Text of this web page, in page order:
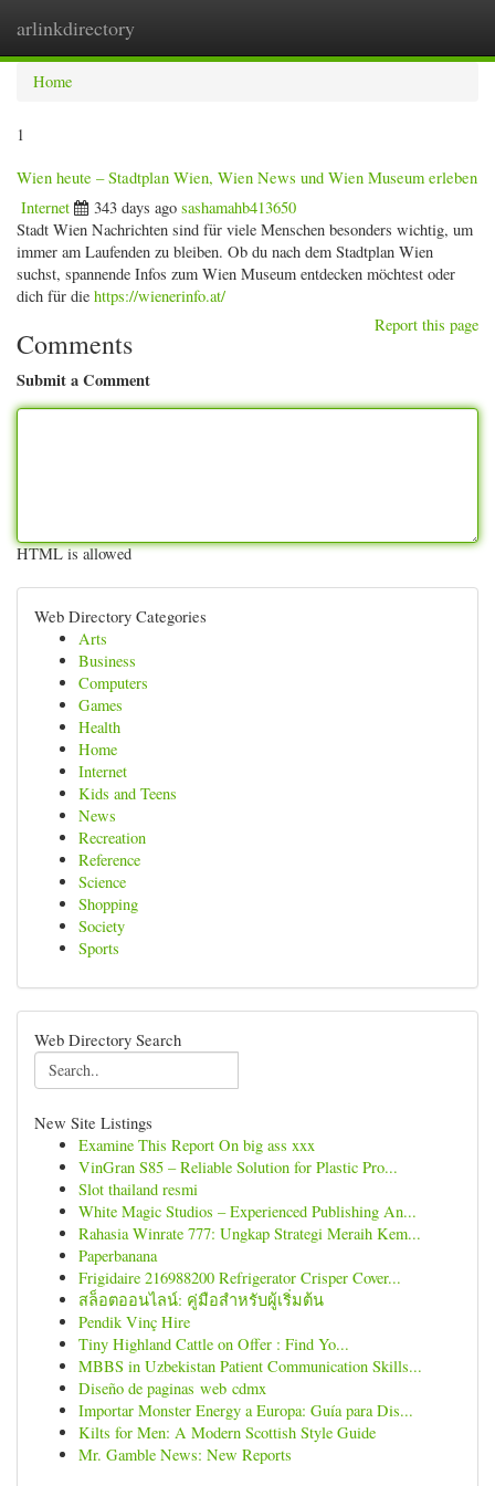
arlinkdirectory
Home
1
Wien heute – Stadtplan Wien, Wien News und Wien Museum erleben
Internet 343 days ago sashamahb413650
Stadt Wien Nachrichten sind für viele Menschen besonders wichtig, um
immer am Laufenden zu bleiben. Ob du nach dem Stadtplan Wien
suchst, spannende Infos zum Wien Museum entdecken möchtest oder
dich für die https://wienerinfo.at/
Report this page
Comments
Submit a Comment
HTML is allowed
Web Directory Categories
Arts
Business
Computers
Games
Health
Home
Internet
Kids and Teens
News
Recreation
Reference
Science
Shopping
Society
Sports
Web Directory Search
New Site Listings
Examine This Report On big ass xxx
VinGran S85 – Reliable Solution for Plastic Pro...
Slot thailand resmi
White Magic Studios – Experienced Publishing An...
Rahasia Winrate 777: Ungkap Strategi Meraih Kem...
Paperbanana
Frigidaire 216988200 Refrigerator Crisper Cover...
สล็อตออนไลน์: คู่มือสำหรับผู้เริ่มต้น
Pendik Vinç Hire
Tiny Highland Cattle on Offer : Find Yo...
MBBS in Uzbekistan Patient Communication Skills...
Diseño de paginas web cdmx
Importar Monster Energy a Europa: Guía para Dis...
Kilts for Men: A Modern Scottish Style Guide
Mr. Gamble News: New Reports